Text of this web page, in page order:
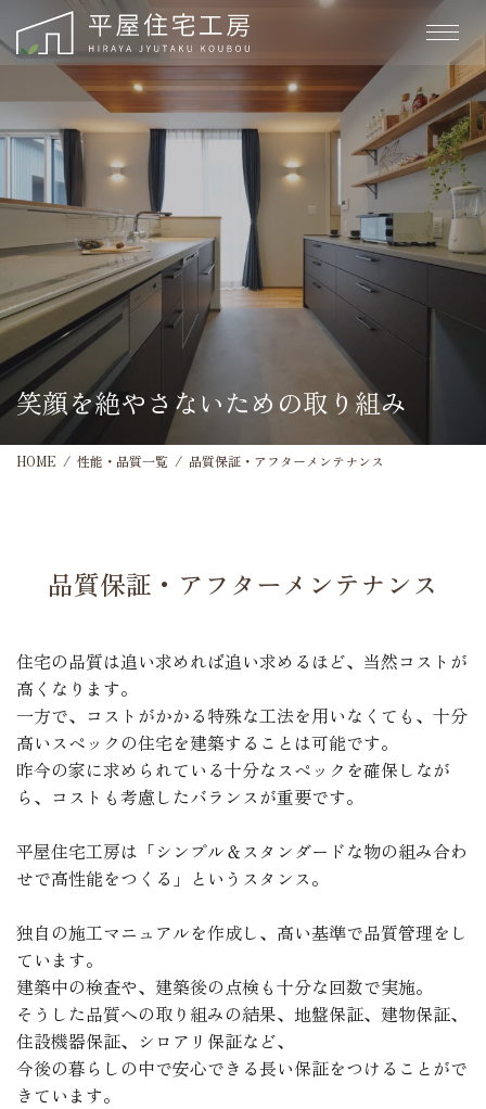
笑顔を絶やさないための取り組み
HOME 性能・品質一覧 品質保証・アフターメンテナンス
品質保証・アフターメンテナンス
住宅の品質は追い求めれば追い求めるほど、当然コストが
高くなります。
一方で、コストがかかる特殊な工法を用いなくても、十分
高いスペックの住宅を建築することは可能です。
昨今の家に求められている十分なスペックを確保しなが
ら、コストも考慮したバランスが重要です。
平屋住宅工房は「シンプル＆スタンダードな物の組み合わ
せで高性能をつくる」というスタンス。
独自の施工マニュアルを作成し、高い基準で品質管理をし
ています。
建築中の検査や、建築後の点検も十分な回数で実施。
そうした品質への取り組みの結果、地盤保証、建物保証、
住設機器保証、シロアリ保証など、
今後の暮らしの中で安心できる長い保証をつけることがで
きています。